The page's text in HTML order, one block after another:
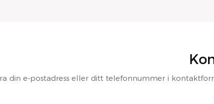
din e-postadress eller ditt telefonnummer i